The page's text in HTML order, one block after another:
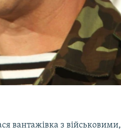
вантажівка з військовими,